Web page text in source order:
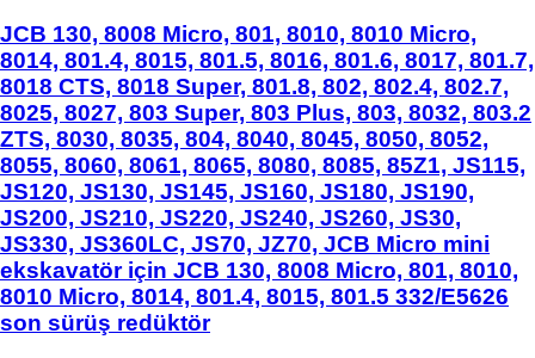
JCB 130, 8008 Micro, 801, 8010, 8010 Micro,
8014, 801.4, 8015, 801.5, 8016, 801.6, 8017, 801.7,
8018 CTS, 8018 Super, 801.8, 802, 802.4, 802.7,
8025, 8027, 803 Super, 803 Plus, 803, 8032, 803.2
ZTS, 8030, 8035, 804, 8040, 8045, 8050, 8052,
8055, 8060, 8061, 8065, 8080, 8085, 85Z1, JS115,
JS120, JS130, JS145, JS160, JS180, JS190,
JS200, JS210, JS220, JS240, JS260, JS30,
JS330, JS360LC, JS70, JZ70, JCB Micro mini
ekskavatör için JCB 130, 8008 Micro, 801, 8010,
8010 Micro, 8014, 801.4, 8015, 801.5 332/E5626
son sürüş redüktör